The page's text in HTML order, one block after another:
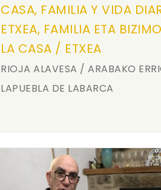
CASA, FAMILIA Y VIDA
ETXEA, FAMILIA ETA
LA CASA / ETXEA
RIOJA ALAVESA / ARABAKO
LAPUEBLA DE LABARCA